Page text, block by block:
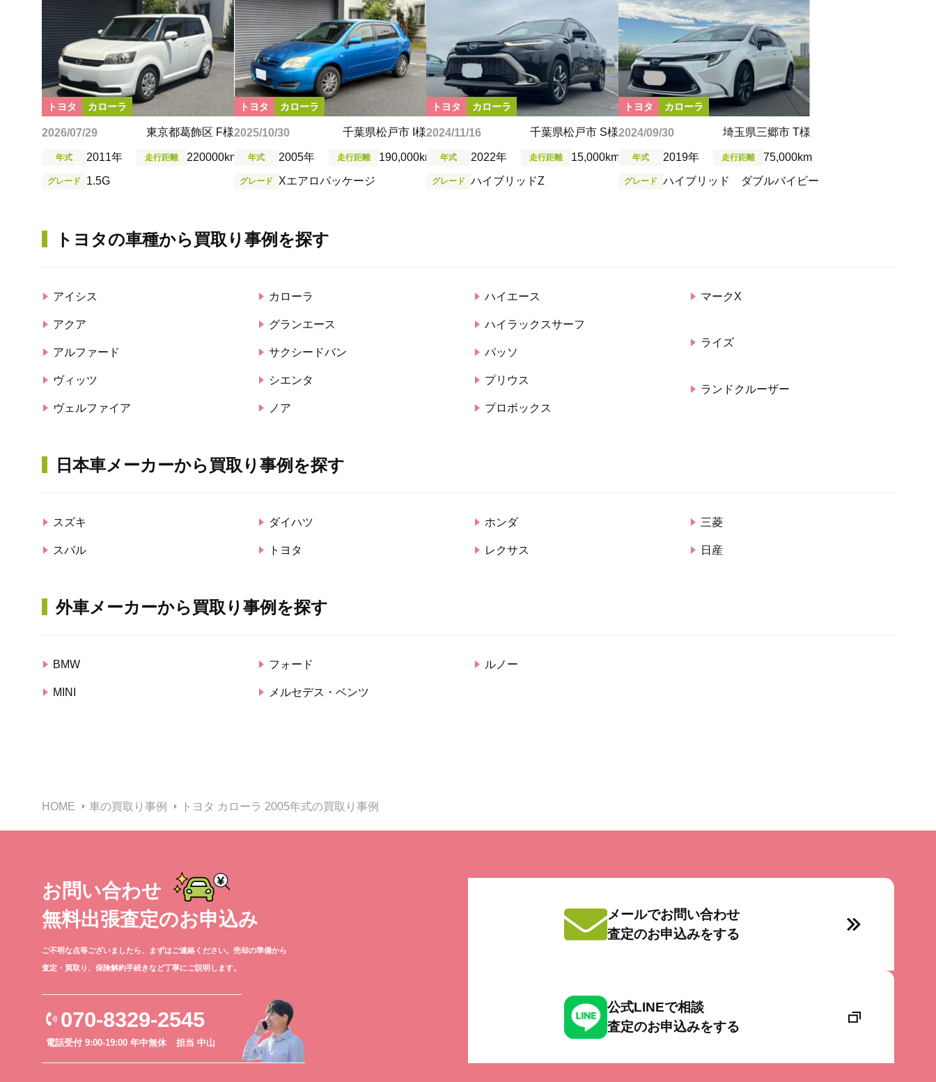
トヨタ カローラ
2026/07/29 東京都葛飾区 F様
年式 2011年 走行距離 220000km
グレード 1.5G
トヨタ カローラ
2025/10/30 千葉県松戸市 I様
年式 2005年 走行距離 190,000km
グレード Xエアロパッケージ
トヨタ カローラ
2024/11/16 千葉県松戸市 S様
年式 2022年 走行距離 15,000km
グレード ハイブリッドZ
トヨタ カローラ
2024/09/30 埼玉県三郷市 T様
年式 2019年 走行距離 75,000km
グレード ハイブリッド ダブルバイビー
トヨタの車種から買取り事例を探す
アイシス
アクア
アルファード
ヴィッツ
ヴェルファイア
カローラ
グランエース
サクシードバン
シエンタ
ノア
ハイエース
ハイラックスサーフ
パッソ
プリウス
プロボックス
マークX
ライズ
ランドクルーザー
日本車メーカーから買取り事例を探す
スズキ
スバル
ダイハツ
トヨタ
ホンダ
レクサス
三菱
日産
外車メーカーから買取り事例を探す
BMW
MINI
フォード
メルセデス・ベンツ
ルノー
HOME 車の買取り事例 トヨタ カローラ 2005年式の買取り事例
お問い合わせ
無料出張査定のお申込み
ご不明な点等ございましたら、まずはご連絡ください。売却の準備から
査定・買取り、保険解約手続きなど丁寧にご説明します。
070-8329-2545
電話受付 9:00-19:00 年中無休 担当 中山
メールでお問い合わせ
査定のお申込みをする
公式LINEで相談
査定のお申込みをする